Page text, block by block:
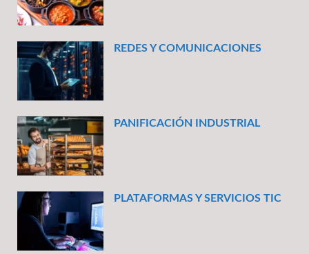
REDES Y COMUNICACIONES
PANIFICACIÓN INDUSTRIAL
PLATAFORMAS Y SERVICIOS TIC